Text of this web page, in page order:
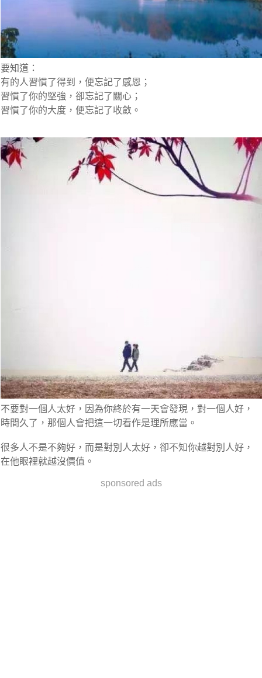
要知道：
有的人習慣了得到，便忘記了感恩；
習慣了你的堅強，卻忘記了關心；
習慣了你的大度，便忘記了收斂。
不要對一個人太好，因為你終於有一天會發現，對一個人好，
時間久了，那個人會把這一切看作是理所應當。
很多人不是不夠好，而是對別人太好，卻不知你越對別人好，
在他眼裡就越沒價值。
sponsored ads